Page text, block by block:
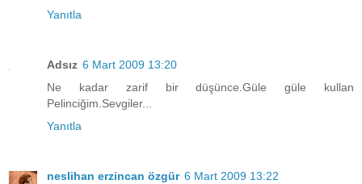
Yanıtla
Adsız 6 Mart 2009 13:20
Ne kadar zarif bir düşünce.Güle güle kullan
Pelinciğim.Sevgiler...
Yanıtla
neslihan erzincan özgür 6 Mart 2009 13:22